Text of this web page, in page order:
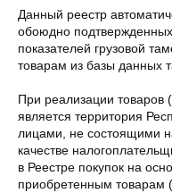
Данный реестр
обоюдно
показателей грузовой
товарам из базы данных
При реализации товаров
является территория
лицами, не состоящими
качестве
в Реестре покупок на
приобретенным товарам